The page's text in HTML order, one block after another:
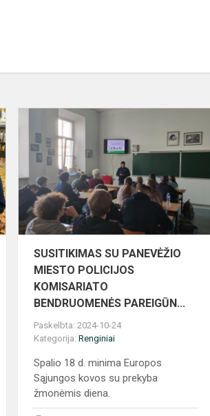
Vėlinėms
artėjant
SUSITIKIMAS SU PANEVĖŽIO
MIESTO POLICIJOS
KOMISARIATO
BENDRUOMENĖS PAREIGŪN...
Paskelbta: 2024-10-24
Kategorija:Renginiai
Spalio 18 d. minima Europos
Sąjungos kovos su prekyba
žmonėmis diena.